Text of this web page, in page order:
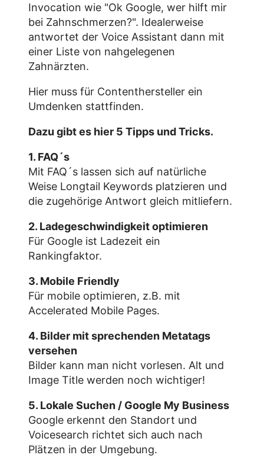
Invocation wie "Ok Google, wer hilft mir
bei Zahnschmerzen?". Idealerweise
antwortet der Voice Assistant dann mit
einer Liste von nahgelegenen
Zahnärzten.
Hier muss für Contenthersteller ein
Umdenken stattfinden.
Dazu gibt es hier 5 Tipps und Tricks.
1. FAQ´s
Mit FAQ´s lassen sich auf natürliche
Weise Longtail Keywords platzieren und
die zugehörige Antwort gleich mitliefern.
2. Ladegeschwindigkeit optimieren
Für Google ist Ladezeit ein
Rankingfaktor.
3. Mobile Friendly
Für mobile optimieren, z.B. mit
Accelerated Mobile Pages.
4. Bilder mit sprechenden Metatags
versehen
Bilder kann man nicht vorlesen. Alt und
Image Title werden noch wichtiger!
5. Lokale Suchen / Google My Business
Google erkennt den Standort und
Voicesearch richtet sich auch nach
Plätzen in der Umgebung.